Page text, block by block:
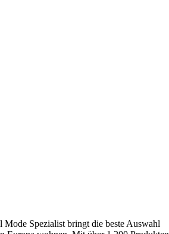
Spezialist bringt die beste Auswahl